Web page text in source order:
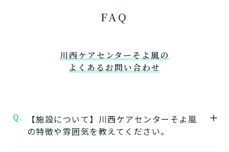
FAQ
川西ケアセンターそよ風の
よくあるお問い合わせ
Q.
【施設について】川西ケアセンターそよ風
の特徴や雰囲気を教えてください。